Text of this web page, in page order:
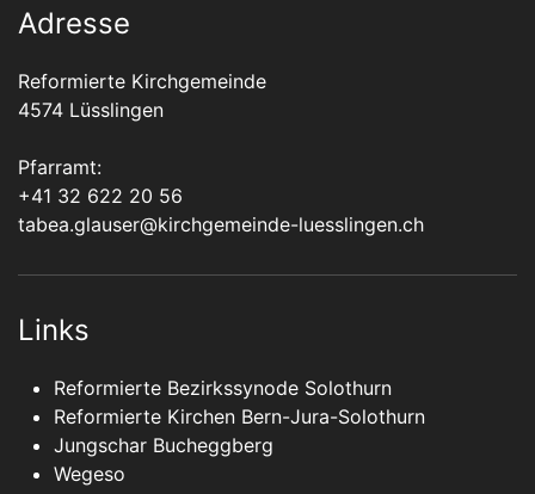
Adresse
Reformierte Kirchgemeinde
4574 Lüsslingen
Pfarramt:
+41 32 622 20 56
tabea.glauser@kirchgemeinde-luesslingen.ch
Links
Reformierte Bezirkssynode Solothurn
Reformierte Kirchen Bern-Jura-Solothurn
Jungschar Bucheggberg
Wegeso